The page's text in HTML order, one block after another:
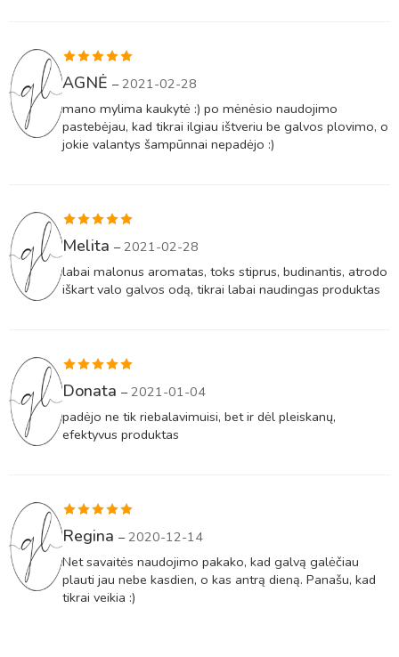
Įvertinimas:
AGNĖ – 2021-02-28
mano mylima kaukytė :) po mėnėsio naudojimo
pastebėjau, kad tikrai ilgiau ištveriu be galvos plovimo, o
jokie valantys šampūnnai nepadėjo :)
Įvertinimas:
Melita – 2021-02-28
labai malonus aromatas, toks stiprus, budinantis, atrodo
iškart valo galvos odą, tikrai labai naudingas produktas
Įvertinimas:
Donata – 2021-01-04
padėjo ne tik riebalavimuisi, bet ir dėl pleiskanų,
efektyvus produktas
Įvertinimas:
Regina – 2020-12-14
Net savaitės naudojimo pakako, kad galvą galėčiau
plauti jau nebe kasdien, o kas antrą dieną. Panašu, kad
tikrai veikia :)